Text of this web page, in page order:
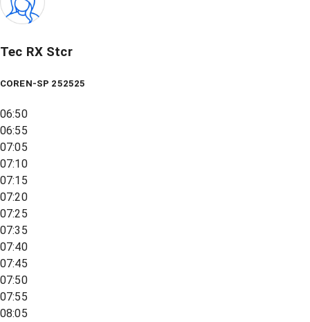
Tec RX Stcr
COREN-SP 252525
06:50
06:55
07:05
07:10
07:15
07:20
07:25
07:35
07:40
07:45
07:50
07:55
08:05